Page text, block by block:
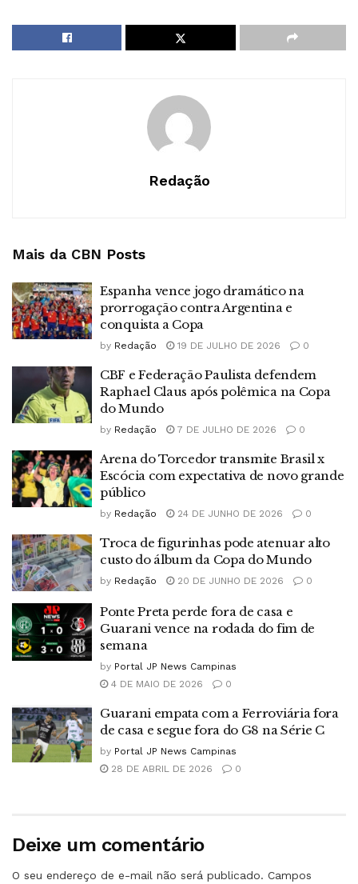
Redação
Mais da CBN Posts
Espanha vence jogo dramático na
prorrogação contra Argentina e
conquista a Copa
by Redação 19 DE JULHO DE 2026 0
CBF e Federação Paulista defendem
Raphael Claus após polêmica na Copa
do Mundo
by Redação 7 DE JULHO DE 2026 0
Arena do Torcedor transmite Brasil x
Escócia com expectativa de novo grande
público
by Redação 24 DE JUNHO DE 2026 0
Troca de figurinhas pode atenuar alto
custo do álbum da Copa do Mundo
by Redação 20 DE JUNHO DE 2026 0
Ponte Preta perde fora de casa e
Guarani vence na rodada do fim de
semana
by Portal JP News Campinas
4 DE MAIO DE 2026
0
Guarani empata com a Ferroviária fora
de casa e segue fora do G8 na Série C
by Portal JP News Campinas
28 DE ABRIL DE 2026
0
Deixe um comentário
O seu endereço de e-mail não será publicado. Campos